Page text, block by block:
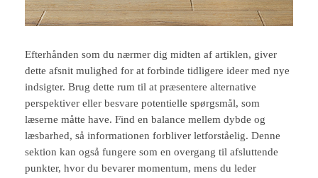
Efterhånden som du nærmer dig midten af artiklen, giver
dette afsnit mulighed for at forbinde tidligere ideer med nye
indsigter. Brug dette rum til at præsentere alternative
perspektiver eller besvare potentielle spørgsmål, som
læserne måtte have. Find en balance mellem dybde og
læsbarhed, så informationen forbliver letforståelig. Denne
sektion kan også fungere som en overgang til afsluttende
punkter, hvor du bevarer momentum, mens du leder